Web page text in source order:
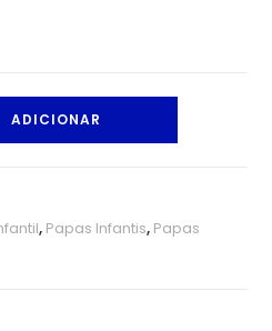
ADICIONAR
, Papas Infantis, Papas